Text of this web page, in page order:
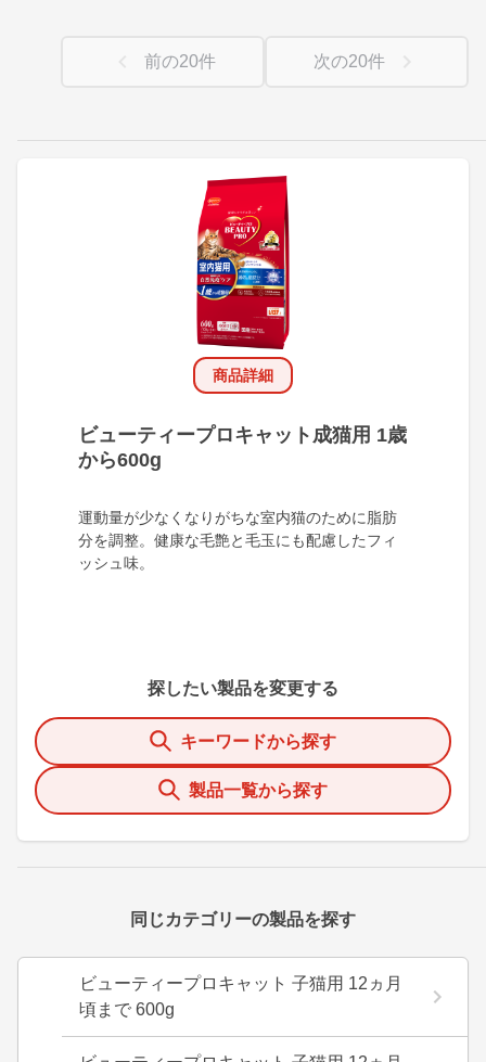
商品詳細
ビューティープロキャット成猫用 1歳
から600g
運動量が少なくなりがちな室内猫のために脂肪
分を調整。健康な毛艶と毛玉にも配慮したフィ
ッシュ味。
探したい製品を変更する
キーワードから探す
製品一覧から探す
同じカテゴリーの製品を探す
ビューティープロキャット 子猫用 12ヵ月
頃まで 600g
前の20件 次の20件